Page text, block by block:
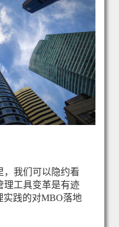
，我们可以隐约看
理工具变革是有迹
实践的对MBO落地